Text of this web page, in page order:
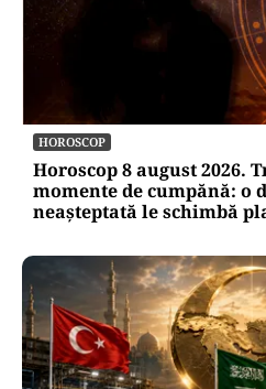
HOROSCOP
Horoscop 8 august 2026.
momente de cumpănă: o
neașteptată le schimbă